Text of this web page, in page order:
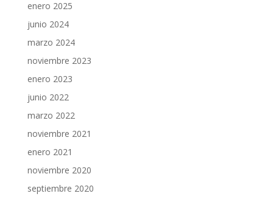
enero 2025
junio 2024
marzo 2024
noviembre 2023
enero 2023
junio 2022
marzo 2022
noviembre 2021
enero 2021
noviembre 2020
septiembre 2020